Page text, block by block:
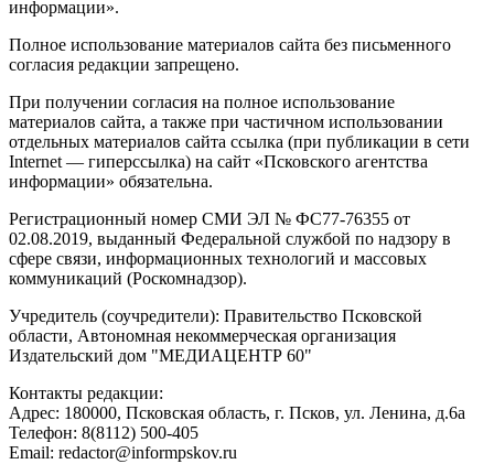
информации».
Полное использование материалов сайта без письменного
согласия редакции запрещено.
При получении согласия на полное использование
материалов сайта, а также при частичном использовании
отдельных материалов сайта ссылка (при публикации в сети
Internet — гиперссылка) на сайт «Псковского агентства
информации» обязательна.
Регистрационный номер СМИ ЭЛ № ФС77-76355 от
02.08.2019, выданный Федеральной службой по надзору в
сфере связи, информационных технологий и массовых
коммуникаций (Роскомнадзор).
Учредитель (соучредители): Правительство Псковской
области, Автономная некоммерческая организация
Издательский дом "МЕДИАЦЕНТР 60"
Контакты редакции:
Адреc: 180000, Псковская область, г. Псков, ул. Ленина, д.6а
Телефон: 8(8112) 500-405
Email: redactor@informpskov.ru